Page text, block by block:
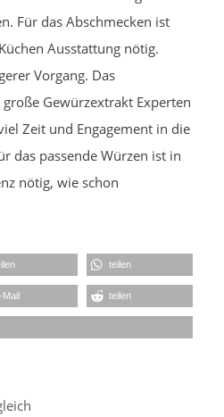
Für das Abschmecken ist
Ausstattung nötig.
Vorgang. Das
Gewürzextrakt Experten
Zeit und Engagement in die
das passende Würzen ist in
nötig, wie schon
teilen
Mail teilen